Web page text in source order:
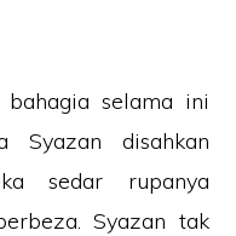
selama ini
Syazan disahkan
sedar rupanya
Syazan tak